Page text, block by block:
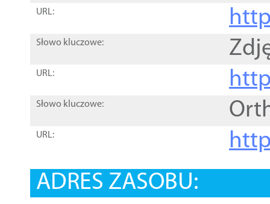
URL:
Słowo kluczowe:
URL:
Słowo kluczowe:
URL:
ADRES ZASOBU: